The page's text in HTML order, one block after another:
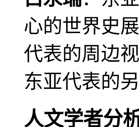
心的世界史
代表的周边
东亚代表的
人文学者分